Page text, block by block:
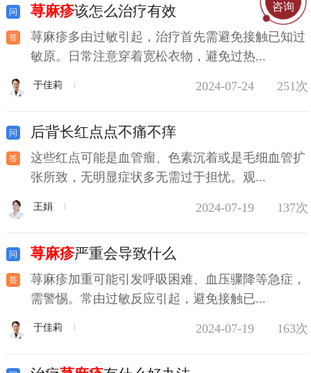
荨麻疹该怎么治疗有效
荨麻疹多由过敏引起，治疗首先需避免接触已知过
敏原。日常注意穿着宽松衣物，避免过热...
于佳莉 2024-07-24 251次
后背长红点点不痛不痒
这些红点可能是血管瘤、色素沉着或是毛细血管扩
张所致，无明显症状多无需过于担忧。观...
王娟 2024-07-19 137次
荨麻疹严重会导致什么
荨麻疹加重可能引发呼吸困难、血压骤降等急症，
需警惕。常由过敏反应引起，避免接触已...
于佳莉 2024-07-19 163次
咨询